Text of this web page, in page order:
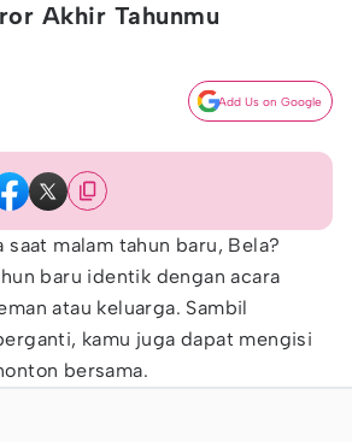
Akhir Tahunmu
Add Us on Google
saat malam tahun baru, Bela?
baru identik dengan acara
atau keluarga. Sambil
kamu juga dapat mengisi
bersama.